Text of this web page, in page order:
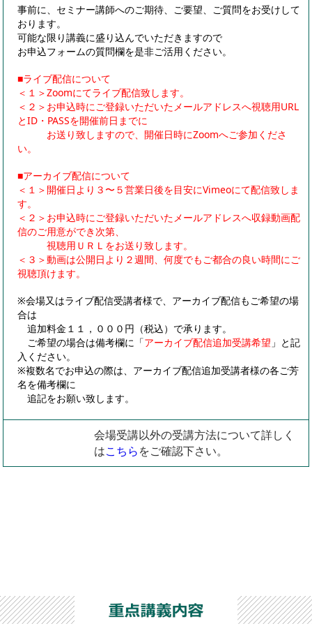
事前に、セミナー講師へのご期待、ご要望、ご質問をお受けして
おります。
可能な限り講義に盛り込んでいただきますので
お申込フォームの質問欄を是非ご活用ください。
■ライブ配信について
＜１＞Zoomにてライブ配信致します。
＜２＞お申込時にご登録いただいたメールアドレスへ視聴用URL
とID・PASSを開催前日までに
お送り致しますので、開催日時にZoomへご参加くださ
い。
■アーカイブ配信について
＜１＞開催日より３〜５営業日後を目安にVimeoにて配信致しま
す。
＜２＞お申込時にご登録いただいたメールアドレスへ収録動画配
信のご用意ができ次第、
視聴用ＵＲＬをお送り致します。
＜３＞動画は公開日より２週間、何度でもご都合の良い時間にご
視聴頂けます。
※会場又はライブ配信受講者様で、アーカイブ配信もご希望の場
合は
追加料金１１，０００円（税込）で承ります。
ご希望の場合は備考欄に「アーカイブ配信追加受講希望 」と記
入ください。
※複数名でお申込の際は、アーカイブ配信追加受講者様の各ご芳
名を備考欄に
追記をお願い致します。
会場受講以外の受講方法について詳しく
はこちらをご確認下さい。